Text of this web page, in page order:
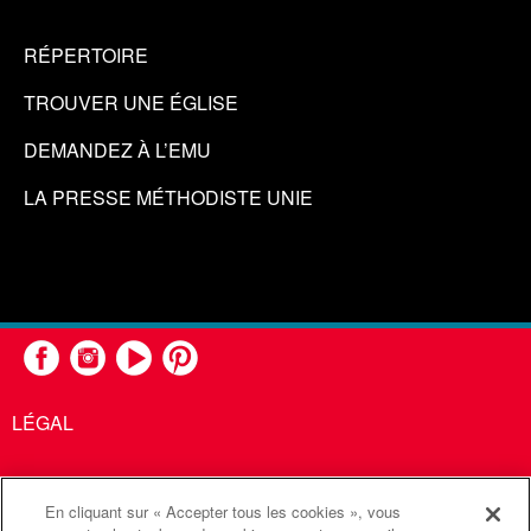
RÉPERTOIRE
TROUVER UNE ÉGLISE
DEMANDEZ À L’EMU
LA PRESSE MÉTHODISTE UNIE
LÉGAL
En cliquant sur « Accepter tous les cookies », vous